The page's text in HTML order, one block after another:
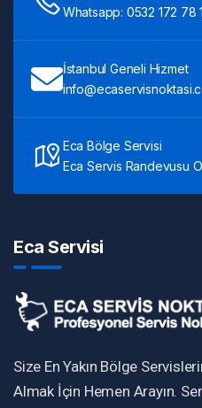
Whatsapp: 0532 172 78
İstanbul Geneli Hizmet
Eca Bölge Servisi
Eca Servis Randevusu
Eca Servisi
Size En Yakın Bölge
Almak İçin Hemen Arayın.